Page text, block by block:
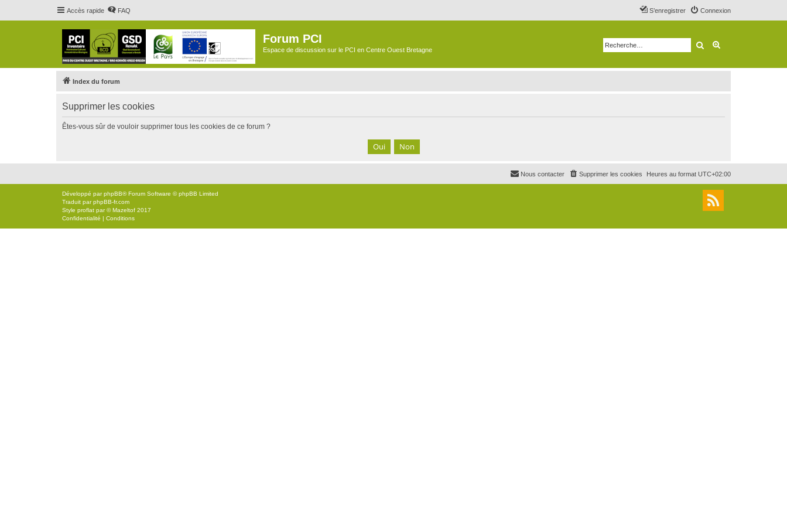
Accès rapide FAQ Connexion
S’enregistrer
Forum PCI
Espace de discussion sur le PCI en Centre Ouest Bretagne Rechercher
Index du forum
Supprimer les cookies
Êtes-vous sûr de vouloir supprimer tous les cookies de ce forum ?
Heures au format UTC+02:00
Supprimer les cookies
Nous contacter
Développé parphpBB® Forum Software © phpBB Limited
Traduit parphpBB-fr.com
Style proflat par ©Mazeltof 2017
Confidentialité | Conditions